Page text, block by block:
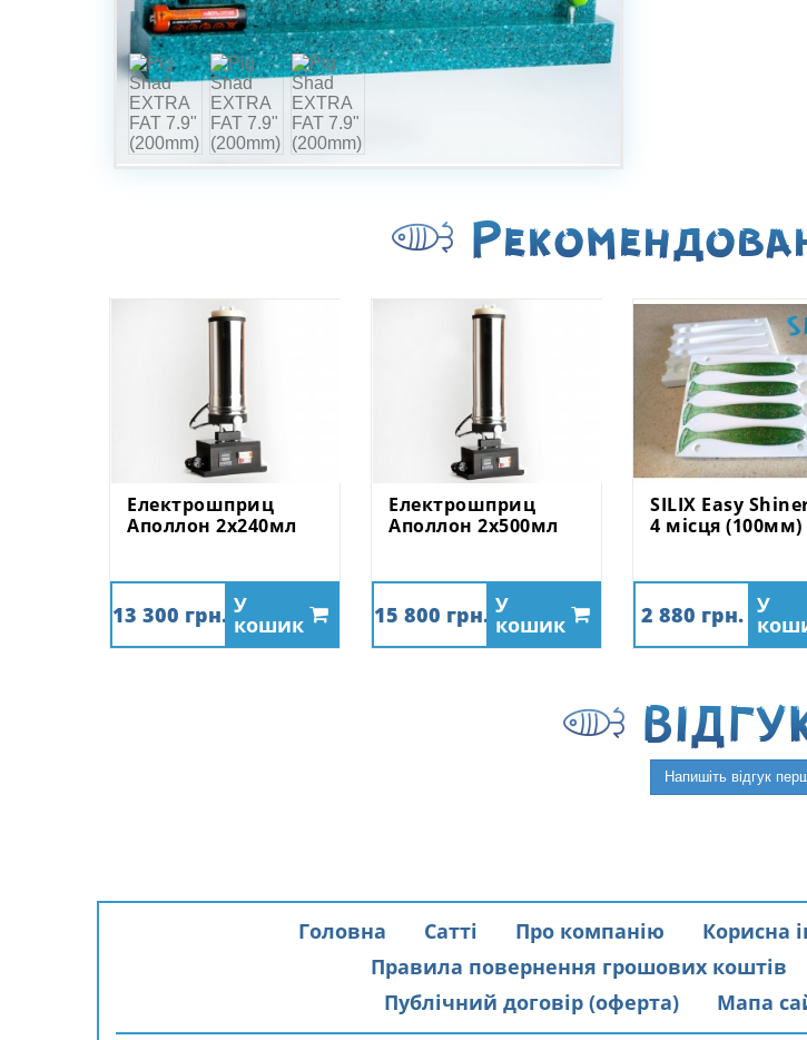
Електрошприц
Аполлон 2х240мл
13 300 грн. У
кошик
Електрошприц
Аполлон 2х500мл
15 800 грн. У
кошик
SILIX Easy
4 місця (100мм)
2 880 грн. У
Напишіть відгук
Головна Сатті Про компанію Корисна
Правила повернення грошових коштів
Публічний договір (оферта)
Мапа